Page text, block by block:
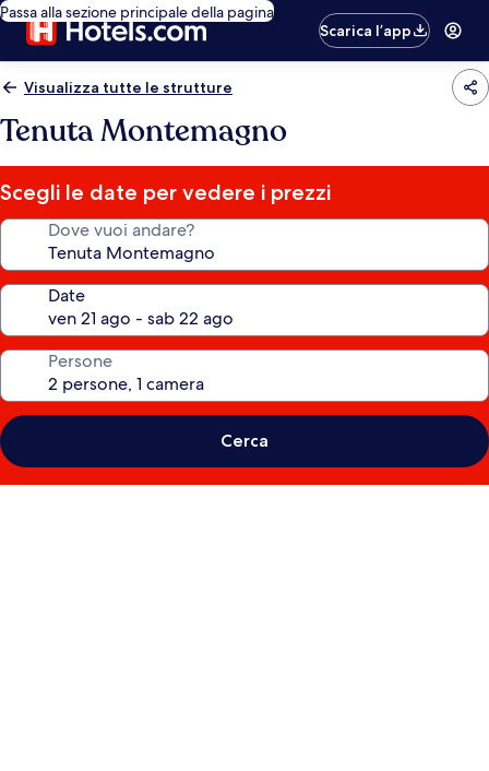
Passa alla sezione principale della pagina
Scarica l’app
Visualizza tutte le strutture
Tenuta Montemagno
Scegli le date per vedere i prezzi
Dove vuoi andare?
Date
Persone
Cerca